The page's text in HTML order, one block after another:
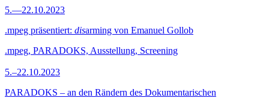
5.—22.10.2023
.mpeg präsentiert: disarming von Emanuel Gollob
.mpeg, PARADOKS, Ausstellung, Screening
5.–22.10.2023
PARADOKS – an den Rändern des Dokumentarischen